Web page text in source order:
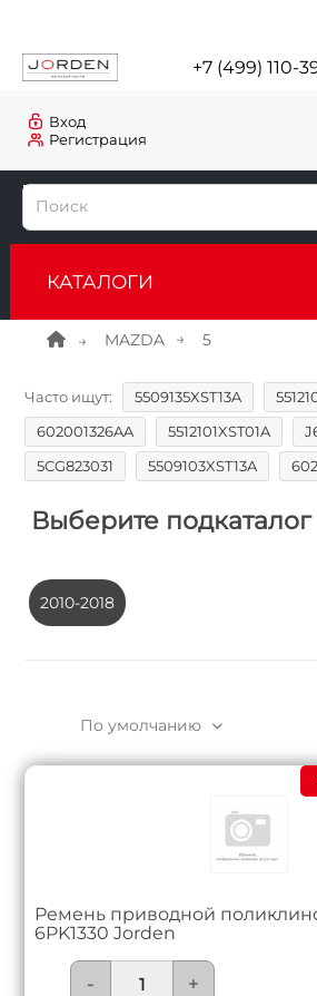
+7 (499) 110-
Регистрация
Вход
КАТАЛОГИ
MAZDA 5
Часто ищут: 5509135XST13A
602001326AA
5512101XST01A
5CG823031
5509103XST13A
Выберите подкаталог
2010-2018
По умолчанию
Ремень приводной
6PK1330 Jorden
- +